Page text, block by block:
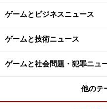
ことです。先ほどクリー
ーや、役に立つアイテム
し、独自に編集して組み
れぞれ持っています。毎
分のブックからカードを
たり、スペルで相手の邪
ゲームとビジネスニュース
ゲームと技術ニュース
ゲームと社会問題・犯罪ニュ
他のテ